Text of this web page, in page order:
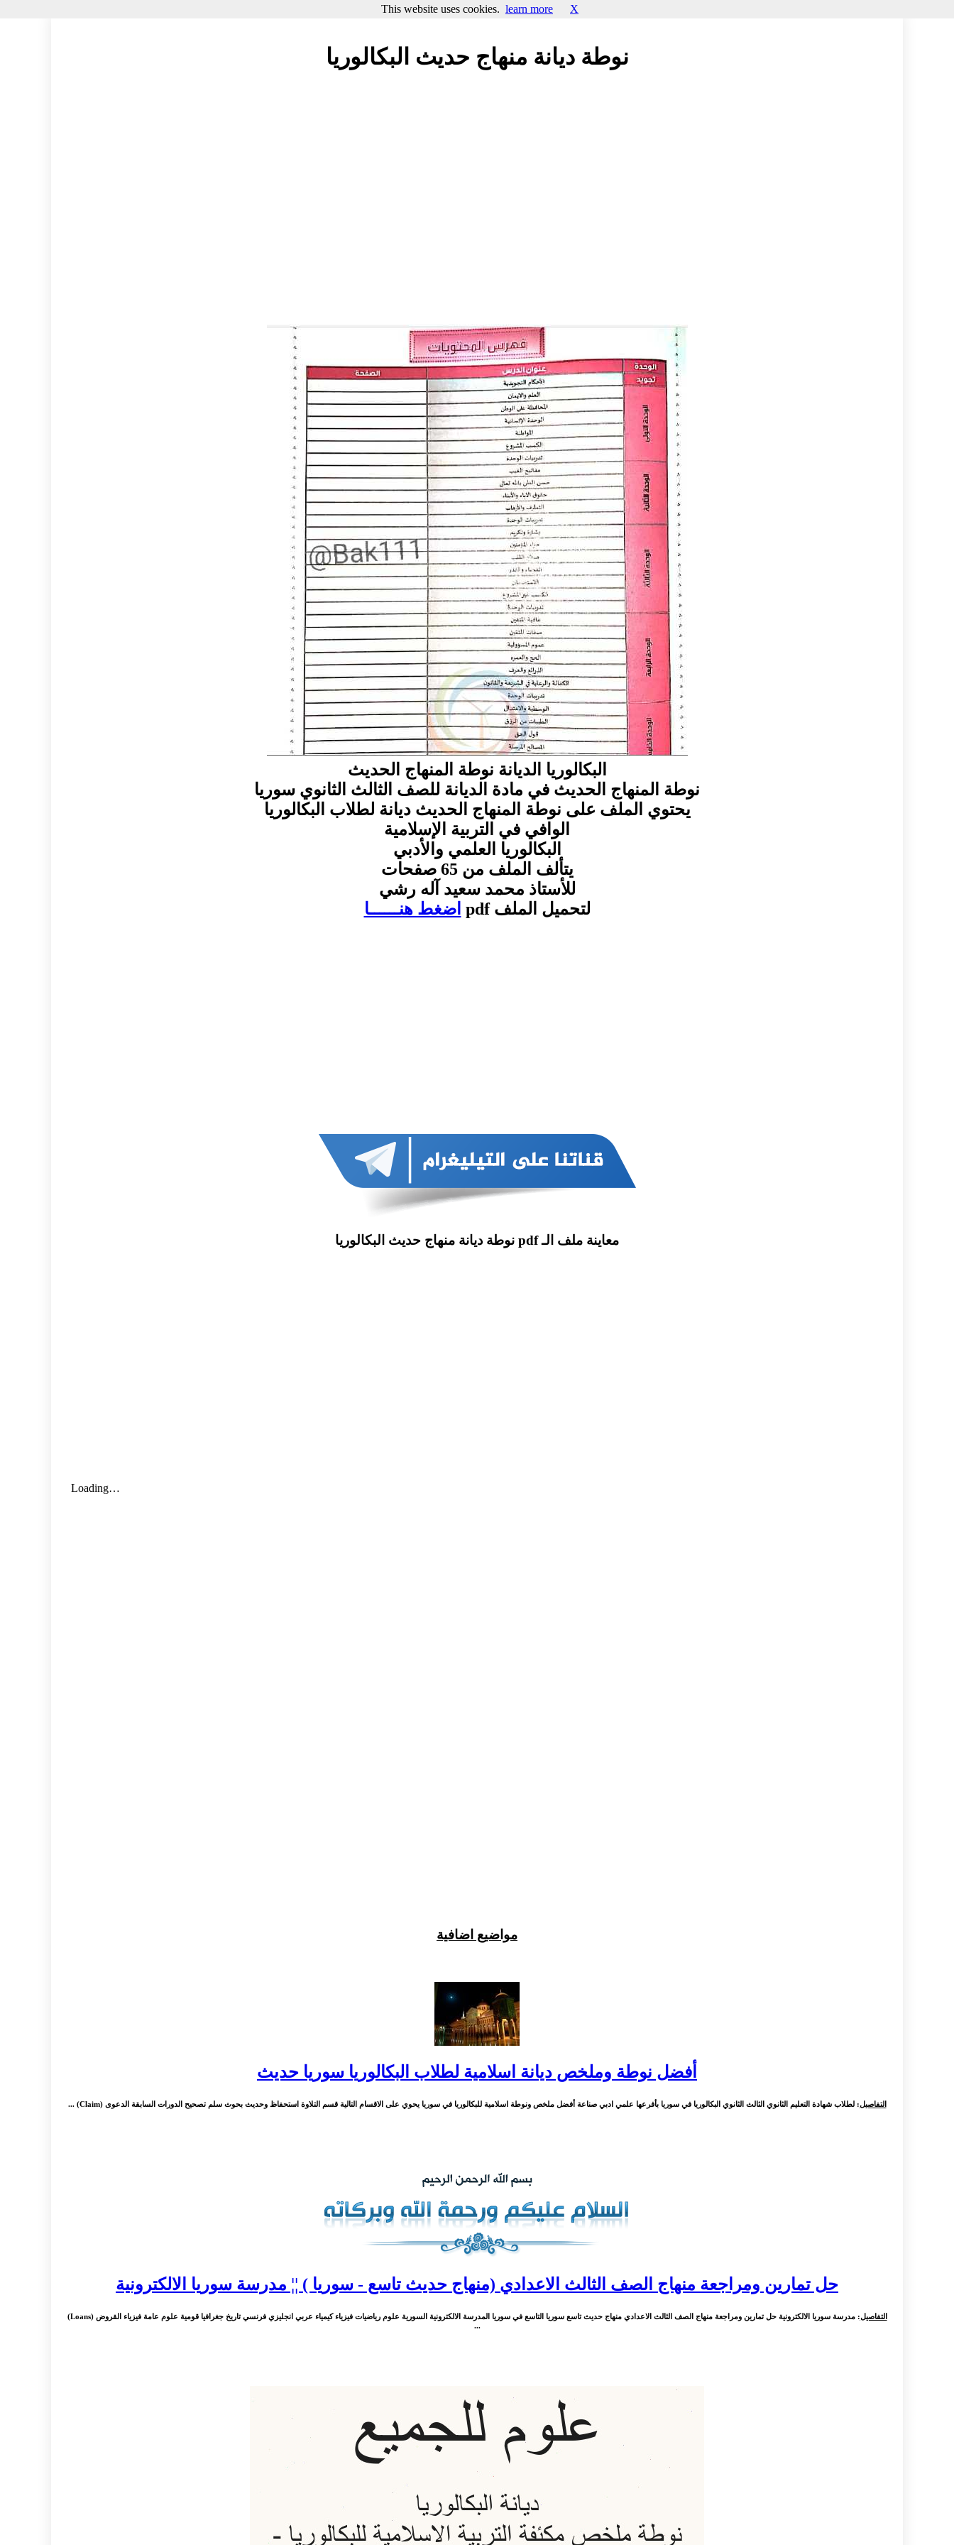
نوطة ديانة منهاج حديث البكالوريا
البكالوريا الديانة نوطة المنهاج الحديث
نوطة المنهاج الحديث في مادة الديانة للصف الثالث الثانوي سوريا
يحتوي الملف على نوطة المنهاج الحديث ديانة لطلاب البكالوريا
الوافي في التربية الإسلامية
البكالوريا العلمي والأدبي
يتألف الملف من 65 صفحات
للأستاذ محمد سعيد آله رشي
لتحميل الملف pdf
اضغط هنــــــا
معاينة ملف الـ pdf نوطة ديانة منهاج حديث البكالوريا
مواضيع اضافية
أفضل نوطة وملخص ديانة اسلامية لطلاب البكالوريا سوريا حديث
التفاصيل: لطلاب شهادة التعليم الثانوي الثالث الثانوي البكالوريا في سوريا بأفرعها علمي ادبي صناعة أفضل ملخص ونوطة اسلامية للبكالوريا في سوريا يحوي على الاقسام التالية قسم التلاوة استحفاظ وحديث بحوث سلم تصحيح الدورات السابقة الدعوى (Claim) ...
حل تمارين ومراجعة منهاج الصف الثالث الاعدادي (منهاج حديث تاسع - سوريا ) ¦¦ مدرسة سوريا الالكترونية
التفاصيل
: مدرسة سوريا الالكترونية حل تمارين ومراجعة منهاج الصف الثالث الاعدادي منهاج حديث تاسع سوريا التاسع في سوريا المدرسة الالكترونية السورية علوم رياضيات فيزياء كيمياء عربي انجليزي فرنسي تاريخ جغرافيا قومية علوم عامة فيزياء القروض (Loans)
...
This website uses cookies. learn more X